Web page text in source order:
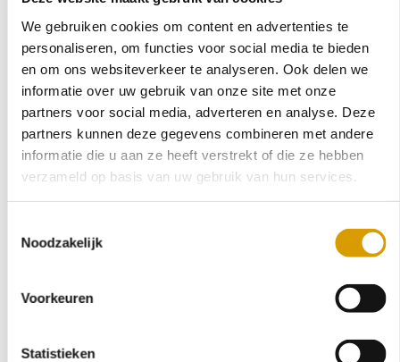
We gebruiken cookies om content en advertenties te
personaliseren, om functies voor social media te bieden
en om ons websiteverkeer te analyseren. Ook delen we
informatie over uw gebruik van onze site met onze
partners voor social media, adverteren en analyse. Deze
partners kunnen deze gegevens combineren met andere
informatie die u aan ze heeft verstrekt of die ze hebben
verzameld op basis van uw gebruik van hun services.
Noodzakelijk
Voorkeuren
Statistieken
Catamaran varen
Sup huren
The Old Dutch
Toms Big 5
Wild Games
Workshop BBQ
Vijver afhuur
VERHUUR